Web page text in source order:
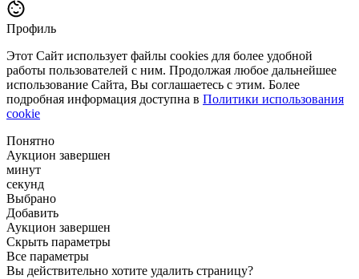
Профиль
Этот Сайт использует файлы cookies для более удобной
работы пользователей с ним. Продолжая любое дальнейшее
использование Сайта, Вы соглашаетесь с этим. Более
подробная информация доступна в Политики использования
cookie
Понятно
Аукцион завершен
минут
секунд
Выбрано
Добавить
Аукцион завершен
Скрыть параметры
Все параметры
Вы действительно хотите удалить страницу?